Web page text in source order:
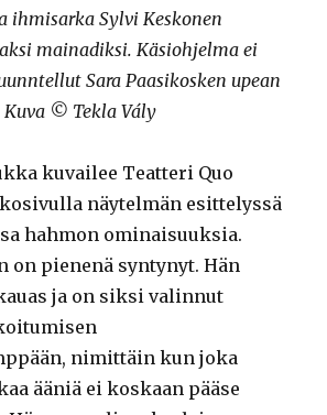
ihmisarka Sylvi Keskonen
mainadiksi. Käsiohjelma ei
Sara Paasikosken upean
Kuva © Tekla Vály
kuvailee Teatteri Quo
näytelmän esittelyssä
hahmon ominaisuuksia.
on pienenä syntynyt. Hän
ja on siksi valinnut
nimittäin kun joka
ääniä ei koskaan pääse